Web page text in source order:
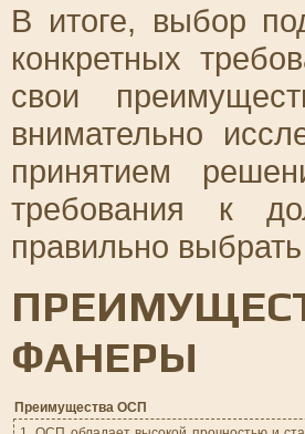
В итоге, выбор
конкретных
свои
внимательно
принятием
требования к
правильно
ФАНЕРЫ
Преимущества ОСП